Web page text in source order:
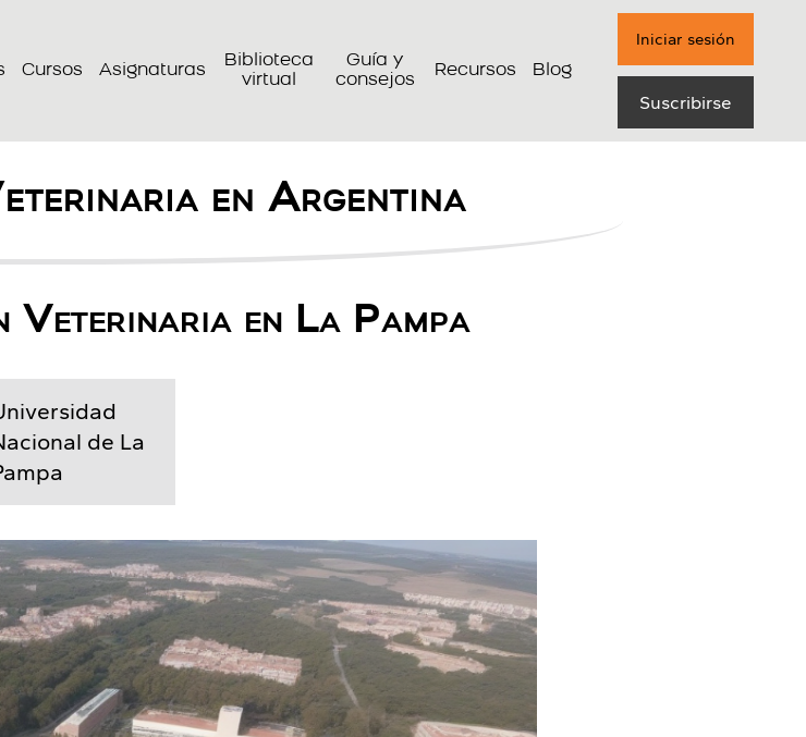
Cursos Asignaturas
Biblioteca
virtual
Guía y
consejos
Recursos Blog
Iniciar sesión
Suscribirse
en Argentina
Veterinaria en La Pampa
de La